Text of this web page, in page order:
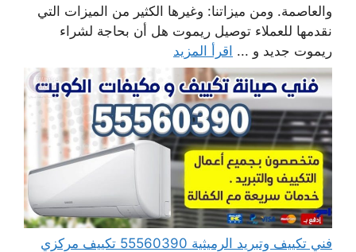
والعاصمة. ومن ميزاتنا: وغيرها الكثير من الميزات التي
نقدمها للعملاء توصيل ريموت هل أن بحاجة لشراء
ريموت جديد و ... اقرأ المزيد
فني تكييف وتبريد الرميثية 55560390 تكييف مركزي